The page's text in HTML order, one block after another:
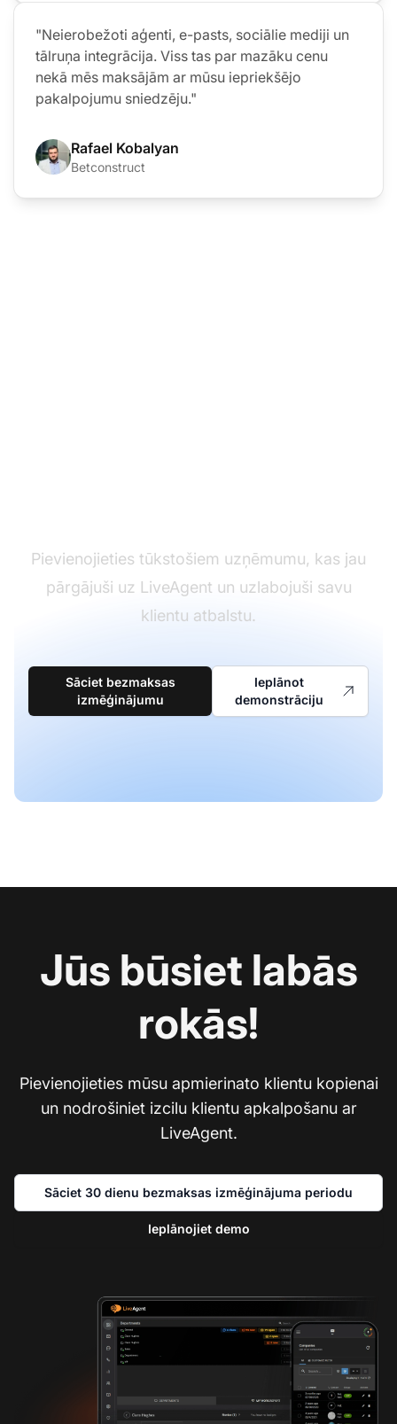
"Neierobežoti aģenti, e-pasts, sociālie mediji un
tālruņa integrācija. Viss tas par mazāku cenu
nekā mēs maksājām ar mūsu iepriekšējo
pakalpojumu sniedzēju."
Rafael Kobalyan
Betconstruct
Pievienojieties tūkstošiem uzņēmumu, kas jau
pārgājuši uz LiveAgent un uzlabojuši savu
klientu atbalstu.
Sāciet bezmaksas
izmēģinājumu
Ieplānot
demonstrāciju
Jūs būsiet labās
rokās!
Pievienojieties mūsu apmierinato klientu kopienai
un nodrošiniet izcilu klientu apkalpošanu ar
LiveAgent.
Sāciet 30 dienu bezmaksas izmēģinājuma periodu
Ieplānojiet demo